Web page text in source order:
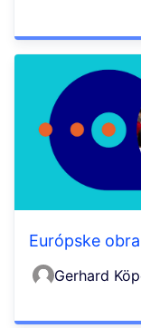
Európske
Gerhard